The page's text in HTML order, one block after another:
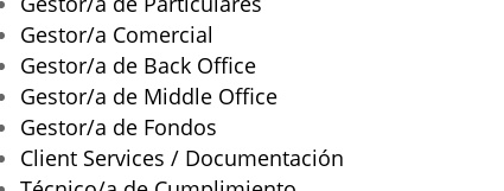
Gestor/a Comercial
Gestor/a de Back Office
Gestor/a de Middle Office
Gestor/a de Fondos
Client Services / Documentación